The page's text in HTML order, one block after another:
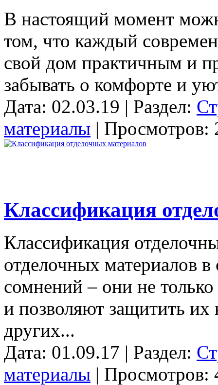
В настоящий момент
том, что каждый
свой дом практичным и
забывать о комфорте и
Дата: 02.03.19 | Раздел:
материалы | Просмотров:
Классификация
Классификация
отделочных материалов в
сомнений – они не
и позволяют защитить
других...
Дата: 01.09.17 | Раздел:
материалы | Просмотров: